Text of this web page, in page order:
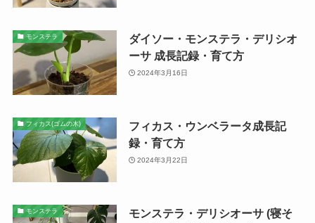
モンステラ
ダイソー・モンステラ・デリシオ
ーサ 成長記録・育て方
2024年3月16日
フィカス(ゴムの木)
フィカス・ウンベラータ成長記
録・育て方
2024年3月22日
モンステラ
モンステラ・デリシオーサ (寝そ